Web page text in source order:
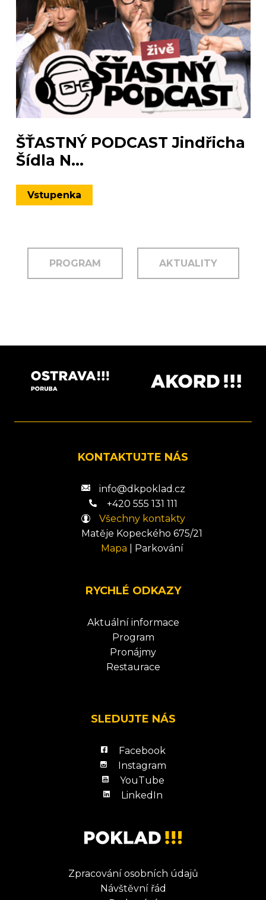
ŠŤASTNÝ PODCAST Jindřicha
Šídla N...
Vstupenka
PROGRAM AKTUALITY
KONTAKTUJTE NÁS
info@dkpoklad.cz
+420 555 131 111
Všechny kontakty
Matěje Kopeckého 675/21
Mapa
Parkování
RYCHLÉ ODKAZY
Aktuální informace
Program
Pronájmy
Restaurace
SLEDUJTE NÁS
Facebook
Instagram
YouTube
LinkedIn
Zpracování osobních údajů
Návštěvní řád